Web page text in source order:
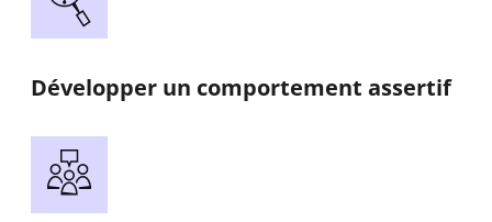
Développer un comportement assertif